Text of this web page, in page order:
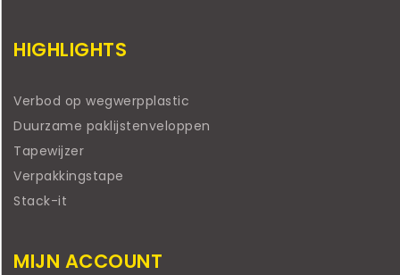
HIGHLIGHTS
Verbod op wegwerpplastic
Duurzame paklijstenveloppen
Tapewijzer
Verpakkingstape
Stack-it
MIJN ACCOUNT